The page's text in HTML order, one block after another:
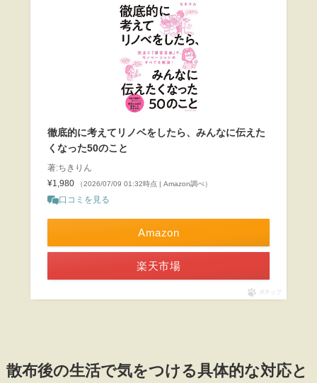
徹底的に考えてリノベをしたら、みんなに伝えた
くなった50のこと
著:ちきりん
¥1,980
（2026/07/09 01:32時点 | Amazon調べ）
口コミを見る
Amazon
楽天市場
ポチップ
散布後の生活で気をつける具体的な対応と